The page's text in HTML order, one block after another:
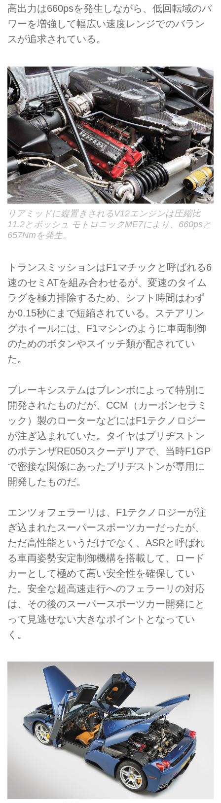
高出力は660psを発生しながら、低回転域のパ
ワーを増強して幅広い速度レンジでのバラン
スが追求されている。
リアミッドに縦置きされるV12エンジンは圧縮比
11.2とボッシュ モトロニックME7により、660psと
657Nmを発生。
トランスミッションはF1マチックと呼ばれる6
速のセミATを組み合わせるが、変速のタイム
ラグを極力排除するため、シフト時間はわず
か0.15秒にまで短縮されている。ステアリン
グホイールには、F1マシンのように車両制御
のためのボタンやスイッチ類が配されてい
た。
ブレーキシステムはブレンボによって特別に
開発されたものだが、CCM（カーボンセラミ
ック）製のローターなどにはF1テクノロジー
が注ぎ込まれていた。タイヤはブリヂストン
のポテンザRE050スクーデリアで、当時F1GP
で密接な関係にあったブリヂストンが専用に
開発したものだ。
エンツォフェラーリは、F1テクノロジーが注
ぎ込まれたスーパースポーツカーだったが、
ただ高性能というだけでなく、ASRと呼ばれ
る車両姿勢安定制御機構を搭載して、ロード
カーとして極めて高い安全性を確保してい
た。安全な超高速走行へのフェラーリの対応
は、その後のスーパースポーツカー開発にと
って見逃せない大きなポイントとなってい
く。